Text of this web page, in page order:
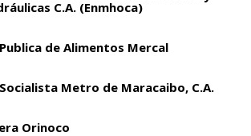
C.A. (Enmhoca)
de Alimentos Mercal
Metro de Maracaibo, C.A.
Orinoco